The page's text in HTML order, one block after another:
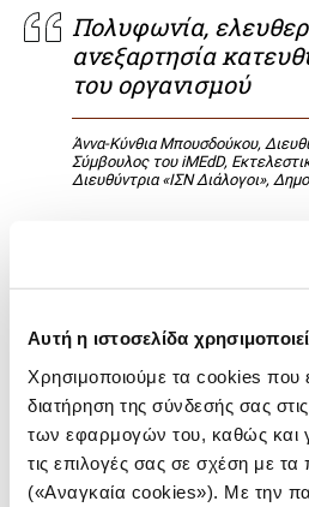
Αυτή η ιστοσελίδα
Χρησιμοποιούμε τα cookies που
διατήρηση της σύνδεσής σας
των εφαρμογών του, καθώς και
τις επιλογές σας σε σχέση με τα
(«Αναγκαία cookies»). Με την
Πολυφωνία,
ανεξαρτησία
του οργανισμού
Άννα-Κύνθια Μπουσδούκου,
Σύμβουλος του iMEdD,
Διευθύντρια «ΙΣΝ Διάλογοι»,
Στο φόρουμ συμμετέχουν ομιλητές